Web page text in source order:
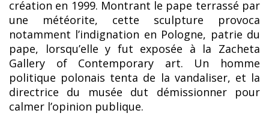
création en 1999. Montrant le pape terrassé par
une météorite, cette sculpture provoca
notamment l’indignation en Pologne, patrie du
pape, lorsqu’elle y fut exposée à la Zacheta
Gallery of Contemporary art. Un homme
politique polonais tenta de la vandaliser, et la
directrice du musée dut démissionner pour
calmer l’opinion publique.